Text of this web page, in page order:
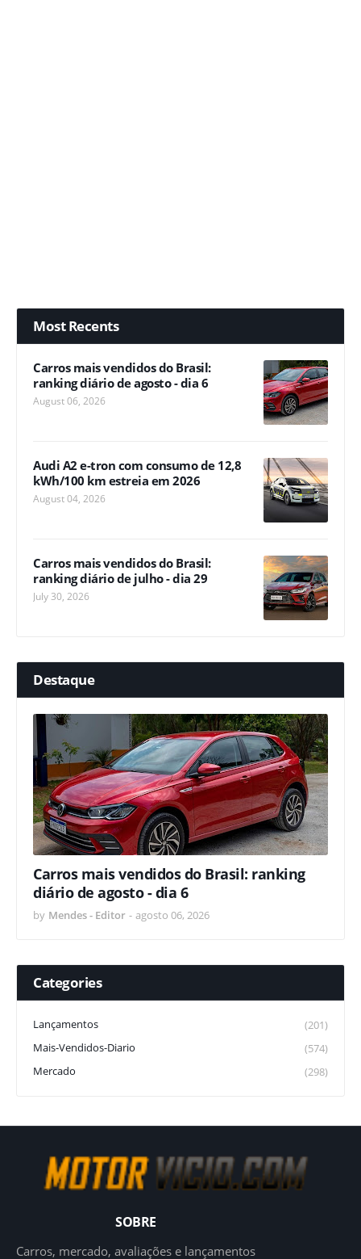
Most Recents
Carros mais vendidos do Brasil:
ranking diário de agosto - dia 6
August 06, 2026
Audi A2 e-tron com consumo de 12,8
kWh/100 km estreia em 2026
August 04, 2026
Carros mais vendidos do Brasil:
ranking diário de julho - dia 29
July 30, 2026
Destaque
Carros mais vendidos do Brasil: ranking
diário de agosto - dia 6
by Mendes - Editor - agosto 06, 2026
Categories
Lançamentos
(201)
Mais-Vendidos-Diario
(574)
Mercado
(298)
SOBRE
Carros, mercado, avaliações e lançamentos